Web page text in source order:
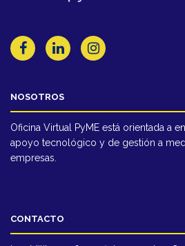
NOSOTROS
Oficina Virtual PyME está orientada a
apoyo tecnológico y de gestión a
empresas.
CONTACTO